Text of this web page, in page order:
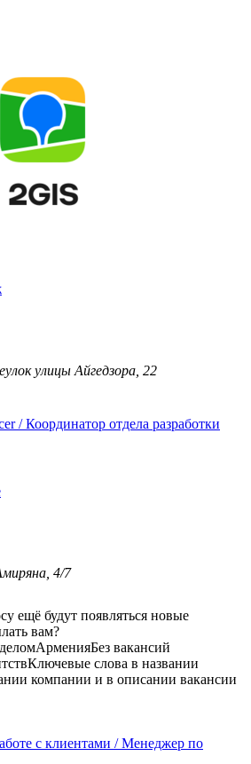
улицы Айгедзора, 22
/ Координатор отдела разработки
4/7
ещё будут появляться новые
вам?
АрменияБез вакансий
Ключевые слова в названии
компании и в описании вакансии
с клиентами / Менеджер по